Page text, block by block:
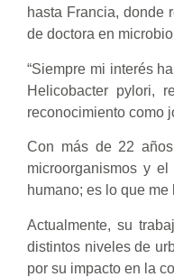
hasta Francia, donde
de doctora en
“Siempre mi interés
Helicobacter pylori,
reconocimiento como
Con más de 22
microorganismos y
humano; es lo que me
Actualmente, su
distintos niveles de
por su impacto en la